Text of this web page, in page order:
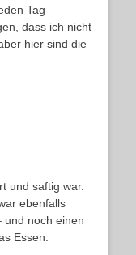
Tag
dass ich nicht
hier sind die
und saftig war.
ebenfalls
und noch einen
Essen.